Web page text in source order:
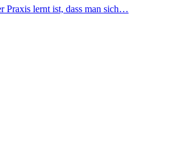
Praxis lernt ist, dass man sich…